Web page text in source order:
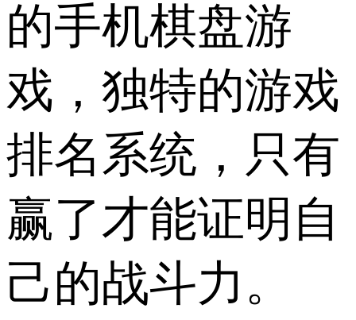
的手机棋盘游
戏，独特的游戏
排名系统，只有
赢了才能证明自
己的战斗力。